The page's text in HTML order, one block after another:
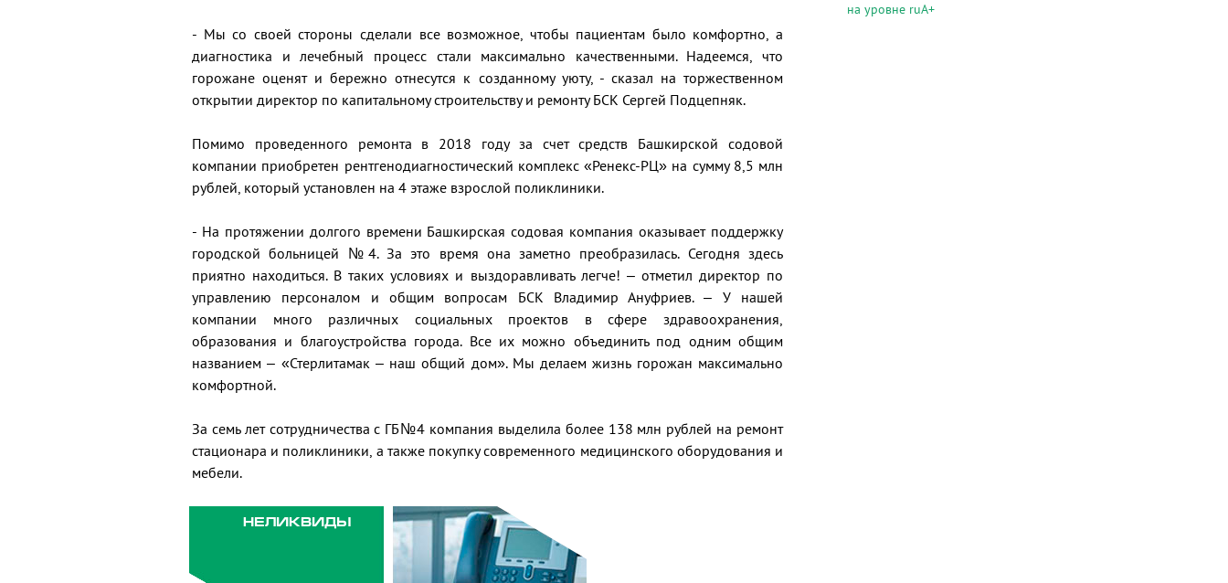
- Мы со своей стороны сделали все возможное, чтобы пациентам было комфортно, а
диагностика и лечебный процесс стали максимально качественными. Надеемся, что
горожане оценят и бережно отнесутся к созданному уюту, - сказал на торжественном
открытии директор по капитальному строительству и ремонту БСК Сергей Подцепняк.
Помимо проведенного ремонта в 2018 году за счет средств Башкирской содовой
компании приобретен рентгенодиагностический комплекс «Ренекс-РЦ» на сумму 8,5 млн
рублей, который установлен на 4 этаже взрослой поликлиники.
- На протяжении долгого времени Башкирская содовая компания оказывает поддержку
городской больницей №4. За это время она заметно преобразилась. Сегодня здесь
приятно находиться. В таких условиях и выздоравливать легче! – отметил директор по
управлению персоналом и общим вопросам БСК Владимир Ануфриев. – У нашей
компании много различных социальных проектов в сфере здравоохранения,
образования и благоустройства города. Все их можно объединить под одним общим
названием – «Стерлитамак – наш общий дом». Мы делаем жизнь горожан максимально
комфортной.
За семь лет сотрудничества с ГБ№4 компания выделила более 138 млн рублей на ремонт
стационара и поликлиники, а также покупку современного медицинского оборудования и
мебели.
на уровне ruA+
НЕЛИКВИДЫ